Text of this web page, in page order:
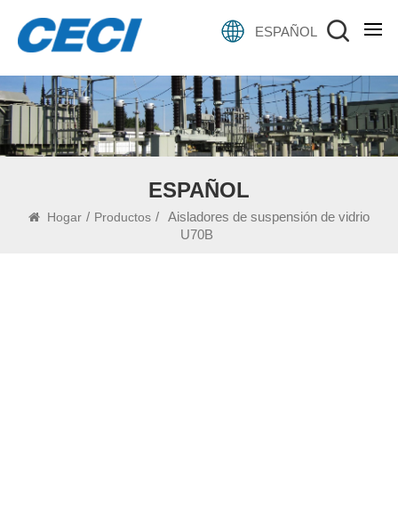
ESPAÑOL
ESPAÑOL
Hogar / Productos / Aisladores de suspensión de vidrio
U70B